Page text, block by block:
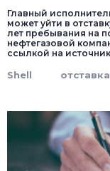
Главный
может уйти в
лет пребывания на
нефтегазовой
ссылкой на
Shell отставка